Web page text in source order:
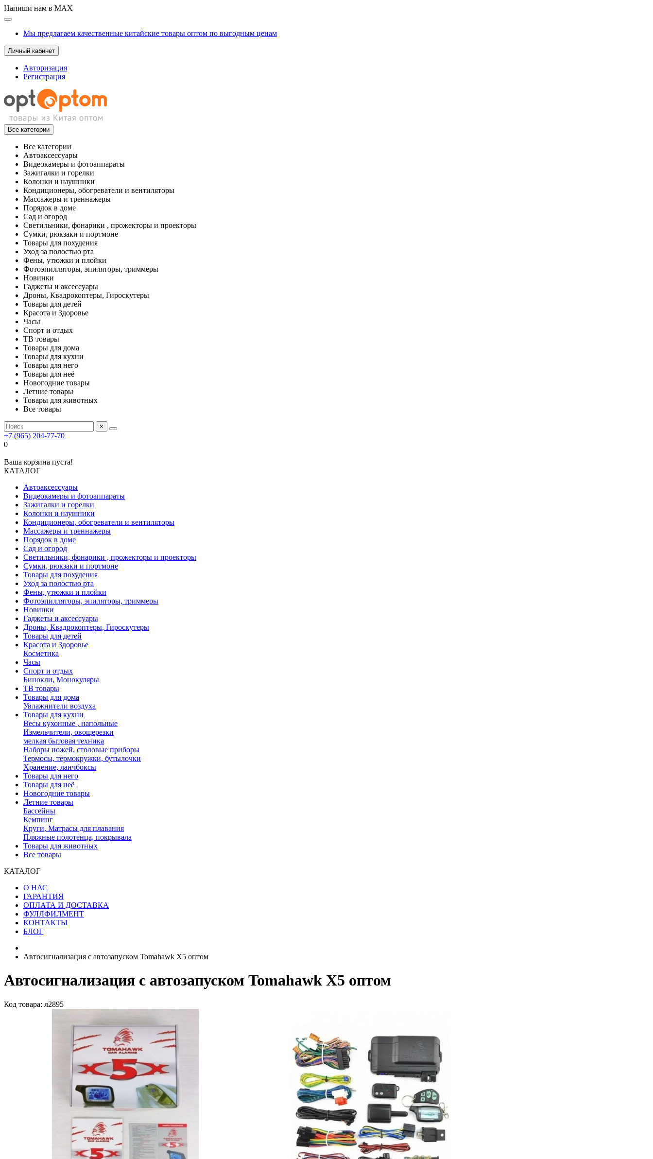
Напиши нам в MAX
Мы предлагаем качественные китайские товары оптом по выгодным ценам
Личный кабинет
Авторизация
Регистрация
Все категории
Все категории
Автоаксессуары
Видеокамеры и фотоаппараты
Зажигалки и горелки
Колонки и наушники
Кондиционеры, обогреватели и вентиляторы
Массажеры и треннажеры
Порядок в доме
Сад и огород
Светильники, фонарики , прожекторы и проекторы
Сумки, рюкзаки и портмоне
Товары для похудения
Уход за полостью рта
Фены, утюжки и плойки
Фотоэпилляторы, эпиляторы, триммеры
Новинки
Гаджеты и аксессуары
Дроны, Квадрокоптеры, Гироскутеры
Товары для детей
Красота и Здоровье
Часы
Спорт и отдых
ТВ товары
Товары для дома
Товары для кухни
Товары для него
Товары для неё
Новогодние товары
Летние товары
Товары для животных
Все товары
×
+7 (965) 204-77-70
0
Ваша корзина пуста!
КАТАЛОГ
Автоаксессуары
Видеокамеры и фотоаппараты
Зажигалки и горелки
Колонки и наушники
Кондиционеры, обогреватели и вентиляторы
Массажеры и треннажеры
Порядок в доме
Сад и огород
Светильники, фонарики , прожекторы и проекторы
Сумки, рюкзаки и портмоне
Товары для похудения
Уход за полостью рта
Фены, утюжки и плойки
Фотоэпилляторы, эпиляторы, триммеры
Новинки
Гаджеты и аксессуары
Дроны, Квадрокоптеры, Гироскутеры
Товары для детей
Красота и Здоровье
Косметика
Часы
Спорт и отдых
Бинокли, Монокуляры
ТВ товары
Товары для дома
Увлажнители воздуха
Товары для кухни
Весы кухонные , напольные
Измельчители, овощерезки
мелкая бытовая техника
Наборы ножей, столовые приборы
Термосы, термокружки, бутылочки
Хранение, ланчбоксы
Товары для него
Товары для неё
Новогодние товары
Летние товары
Бассейны
Кемпинг
Круги, Матрасы для плавания
Пляжные полотенца, покрывала
Товары для животных
Все товары
КАТАЛОГ
О НАС
ГАРАНТИЯ
ОПЛАТА И ДОСТАВКА
ФУЛЛФИЛМЕНТ
КОНТАКТЫ
БЛОГ
Автосигнализация с автозапуском Tomahawk X5 оптом
Автосигнализация с автозапуском Tomahawk X5 оптом
Код товара: л2895